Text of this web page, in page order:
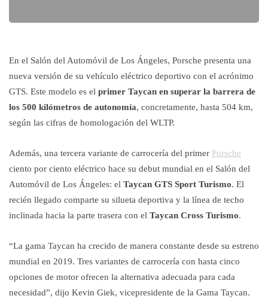
En el Salón del Automóvil de Los Ángeles, Porsche presenta una
nueva versión de su vehículo eléctrico deportivo con el acrónimo
GTS. Este modelo es el primer Taycan en superar la barrera de
los 500 kilómetros de autonomía, concretamente, hasta 504 km,
según las cifras de homologación del WLTP.
Además, una tercera variante de carrocería del primer Porsche
ciento por ciento eléctrico hace su debut mundial en el Salón del
Automóvil de Los Ángeles: el Taycan GTS Sport Turismo. El
recién llegado comparte su silueta deportiva y la línea de techo
inclinada hacia la parte trasera con el Taycan Cross Turismo.
“La gama Taycan ha crecido de manera constante desde su estreno
mundial en 2019. Tres variantes de carrocería con hasta cinco
opciones de motor ofrecen la alternativa adecuada para cada
necesidad”, dijo Kevin Giek, vicepresidente de la Gama Taycan.